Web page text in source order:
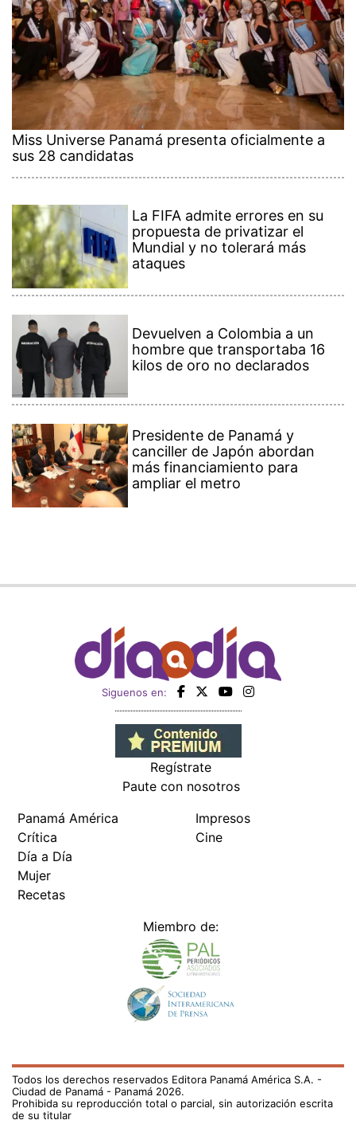
Miss Universe Panamá presenta oficialmente a
sus 28 candidatas
La FIFA admite errores en su
propuesta de privatizar el
Mundial y no tolerará más
ataques
Devuelven a Colombia a un
hombre que transportaba 16
kilos de oro no declarados
Presidente de Panamá y
canciller de Japón abordan
más financiamiento para
ampliar el metro
Siguenos en:
Regístrate
Paute con nosotros
Panamá América
Crítica
Día a Día
Mujer
Recetas
Impresos
Cine
Miembro de:
Todos los derechos reservados Editora Panamá América S.A. -
Ciudad de Panamá - Panamá 2026.
Prohibida su reproducción total o parcial, sin autorización escrita
de su titular